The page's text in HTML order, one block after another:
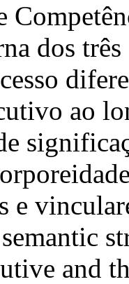
dos
ao
e
and